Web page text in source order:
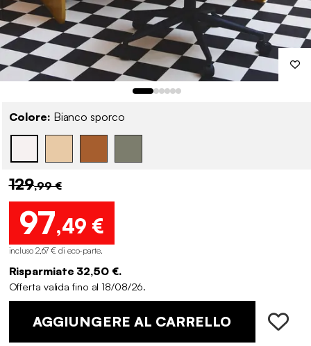
Colore: Bianco sporco
129,99 €
97,49 €
incluso 2,67 € di eco-parte.
Risparmiate 32,50 €.
Offerta valida fino al 18/08/26.
AGGIUNGERE AL CARRELLO